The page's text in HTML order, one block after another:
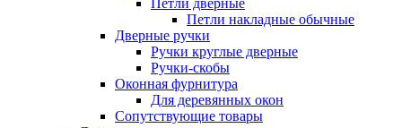
Петли дверные
Петли накладные обычные
Дверные ручки
Ручки круглые дверные
Ручки-скобы
Оконная фурнитура
Для деревянных окон
Сопутствующие товары